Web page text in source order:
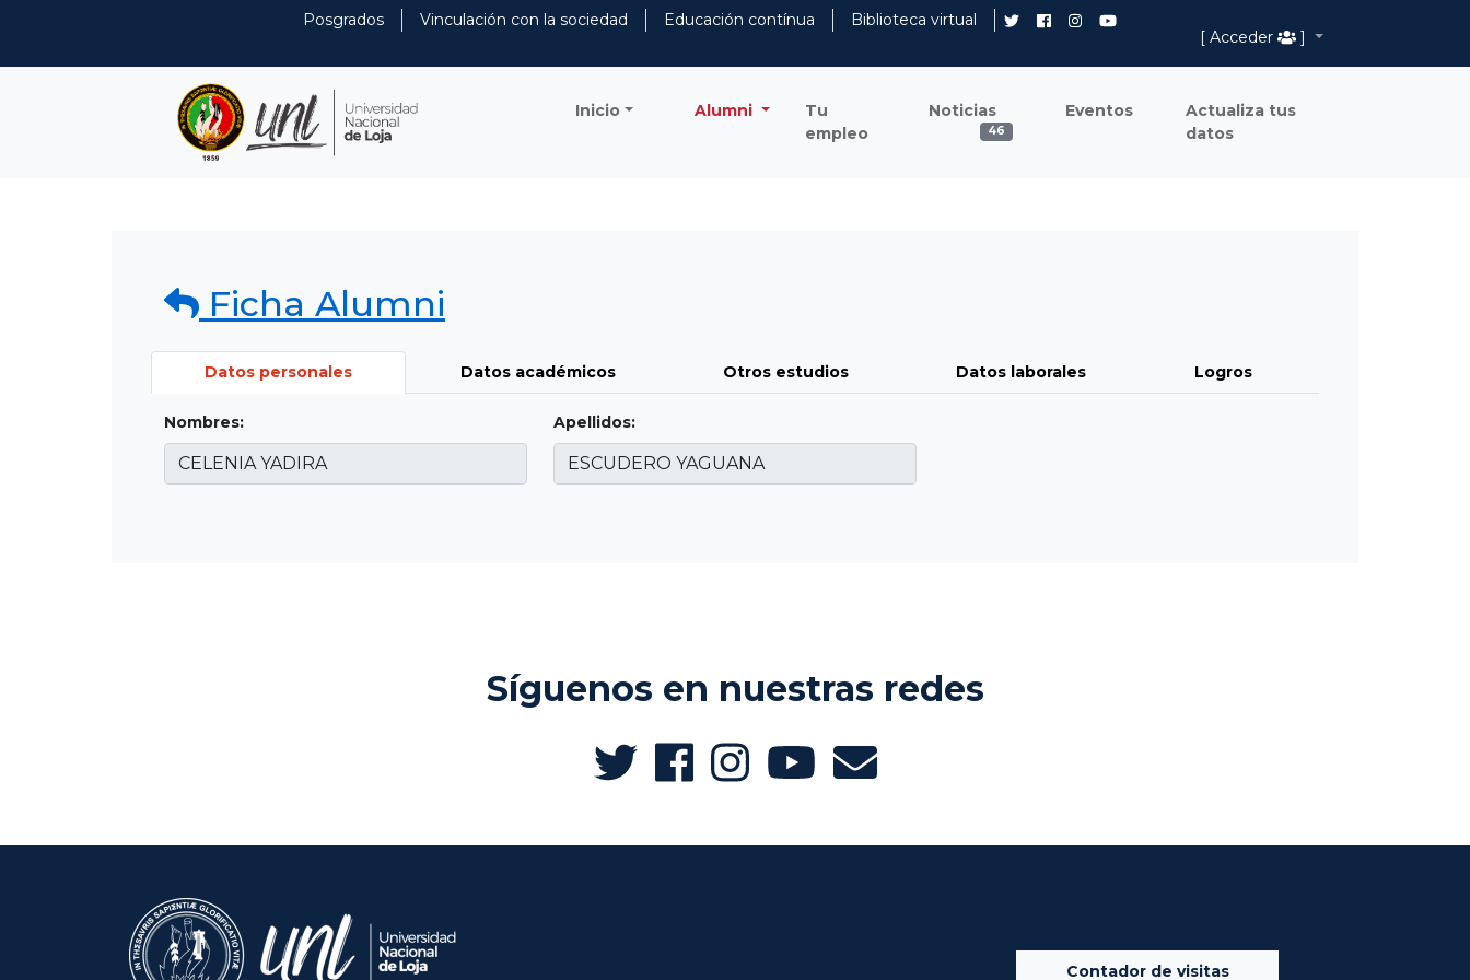
Posgrados Vinculación con la sociedad Educación contínua
Biblioteca virtual
[ Acceder
]
Inicio Alumni
Tu
empleo
Noticias
46
Eventos
Actualiza tus
datos
Ficha Alumni
Datos personales Datos académicos Otros estudios Datos laborales Logros
Nombres: Apellidos:
Síguenos en nuestras redes
Contador de visitas